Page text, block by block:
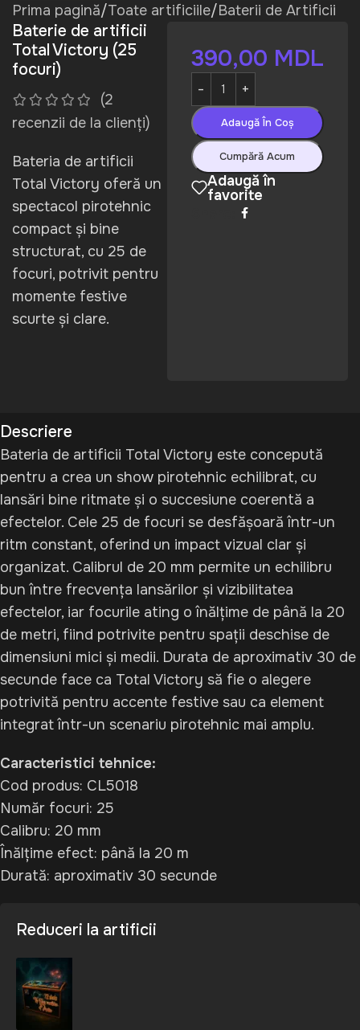
Prima pagină/Toate artificiile/Baterii de Artificii
Baterie de artificii
Total Victory (25
focuri)
(2
recenzii de la clienți)
Bateria de artificii
Total Victory oferă un
spectacol pirotehnic
compact și bine
structurat, cu 25 de
focuri, potrivit pentru
momente festive
scurte și clare.
390,00 MDL
Adaugă În Coș
Cumpără Acum
Adaugă în
favorite
Descriere
Bateria de artificii Total Victory este concepută
pentru a crea un show pirotehnic echilibrat, cu
lansări bine ritmate și o succesiune coerentă a
efectelor. Cele 25 de focuri se desfășoară într-un
ritm constant, oferind un impact vizual clar și
organizat. Calibrul de 20 mm permite un echilibru
bun între frecvența lansărilor și vizibilitatea
efectelor, iar focurile ating o înălțime de până la 20
de metri, fiind potrivite pentru spații deschise de
dimensiuni mici și medii. Durata de aproximativ 30 de
secunde face ca Total Victory să fie o alegere
potrivită pentru accente festive sau ca element
integrat într-un scenariu pirotehnic mai amplu.
Caracteristici tehnice:
Cod produs: CL5018
Număr focuri: 25
Calibru: 20 mm
Înălțime efect: până la 20 m
Durată: aproximativ 30 secunde
Reduceri la artificii